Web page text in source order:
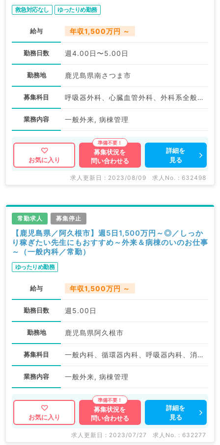
救急対応なし ゆったりめ勤務
給与 年収1,500万円 ～
勤務日数 週4.00日〜5.00日
勤務地 鹿児島県南さつま市
募集科目 呼吸器外科、心臓血管外科、外科系全般、一般外科、消化器外科
業務内容 一般外来, 病棟管理
お気に入り
募集状況を
問い合わせる
詳細を
見る
求人更新日 : 2023/08/09 求人No. : 632498
常勤求人 募集停止
【鹿児島県／阿久根市】週5日1,500万円～◎／しっか
り稼ぎたい先生にもおすすめ～外来＆病棟のいのお仕事
～（一般内科／常勤）
ゆったりめ勤務
給与 年収1,500万円 ～
勤務日数 週5.00日
勤務地 鹿児島県阿久根市
募集科目 一般内科、循環器内科、呼吸器内科、消化器内科、内分泌・代謝内科
業務内容 一般外来, 病棟管理
お気に入り
募集状況を
問い合わせる
詳細を
見る
求人更新日 : 2023/07/27 求人No. : 632277